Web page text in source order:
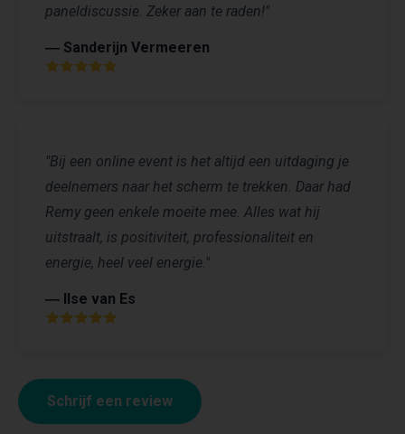
paneldiscussie. Zeker aan te raden!"
― Sanderijn Vermeeren
"Bij een online event is het altijd een uitdaging je
deelnemers naar het scherm te trekken. Daar had
Remy geen enkele moeite mee. Alles wat hij
uitstraalt, is positiviteit, professionaliteit en
energie, heel veel energie."
― Ilse van Es
Schrijf een review